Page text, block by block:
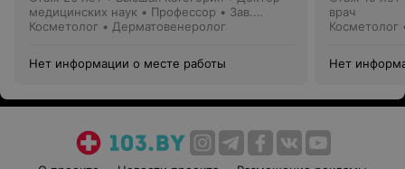
медицинских наук • Профессор • Зав.
кафедрой
Косметолог • Дерматовенеролог
Нет информации о месте работы
врач
Косметолог
Нет